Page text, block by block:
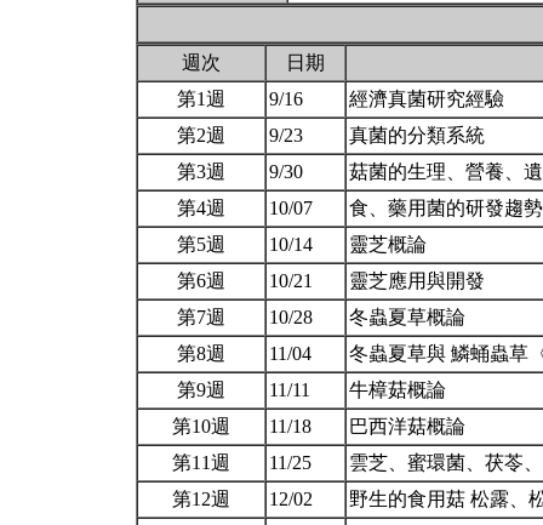
週次
日期
第1週
9/16
經濟真菌研究經驗
第2週
9/23
真菌的分類系統
第3週
9/30
菇菌的生理、營養、
第4週
10/07
食、藥用菌的研發趨
第5週
10/14
靈芝概論
第6週
10/21
靈芝應用與開發
第7週
10/28
冬蟲夏草概論
第8週
11/04
冬蟲夏草與 鱗蛹蟲草
第9週
11/11
牛樟菇概論
第10週
11/18
巴西洋菇概論
第11週
11/25
雲芝、蜜環菌、茯苓
第12週
12/02 野生的食用菇 松露、